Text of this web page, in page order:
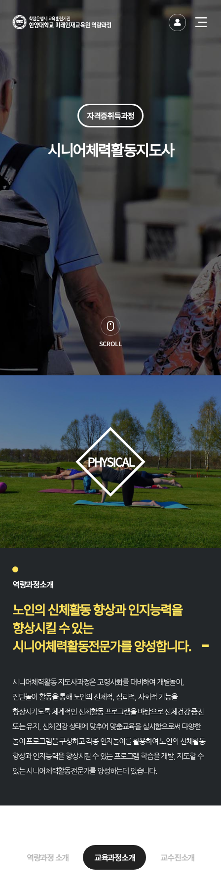
한양대
미래인재교육원
미래인재교육원
유저
토글
버튼
사이
열기
자격증취득과정
시니어체력활동지도사
SCROLL
PHYSICAL
역량과정소개
노인의 신체활동 향상과 인지능력을
향상시킬 수 있는
시니어체력활동전문가를 양성합니다.
시니어체력활동 지도사과정은 고령사회를 대비하여 개별놀이,
집단놀이 활동을 통해 노인의 신체적, 심리적, 사회적 기능을
향상시키도록 체계적인 신체활동 프로그램을 바탕으로 신체건강 증진
또는 유지, 신체건강 상태에 맞추어 맞춤교육을 실시함으로써 다양한
놀이 프로그램을 구성하고 각종 인지놀이를 활용하여 노인의 신체활동
향상과 인지능력을 향상시킬 수 있는 프로그램 학습을 개발, 지도할 수
있는 시니어체력활동전문가를 양성하는데 있습니다.
역량과정 소개 교육과정소개 교수진소개